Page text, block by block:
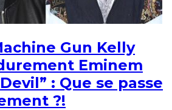
Gun Kelly
Eminem
: Que se passe
?!